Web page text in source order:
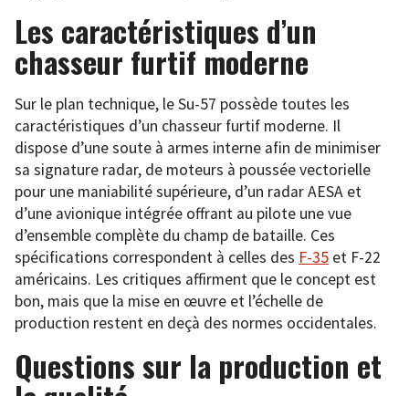
Les caractéristiques d’un
chasseur furtif moderne
Sur le plan technique, le Su-57 possède toutes les
caractéristiques d’un chasseur furtif moderne. Il
dispose d’une soute à armes interne afin de minimiser
sa signature radar, de moteurs à poussée vectorielle
pour une maniabilité supérieure, d’un radar AESA et
d’une avionique intégrée offrant au pilote une vue
d’ensemble complète du champ de bataille. Ces
spécifications correspondent à celles des F-35 et F-22
américains. Les critiques affirment que le concept est
bon, mais que la mise en œuvre et l’échelle de
production restent en deçà des normes occidentales.
Questions sur la production et